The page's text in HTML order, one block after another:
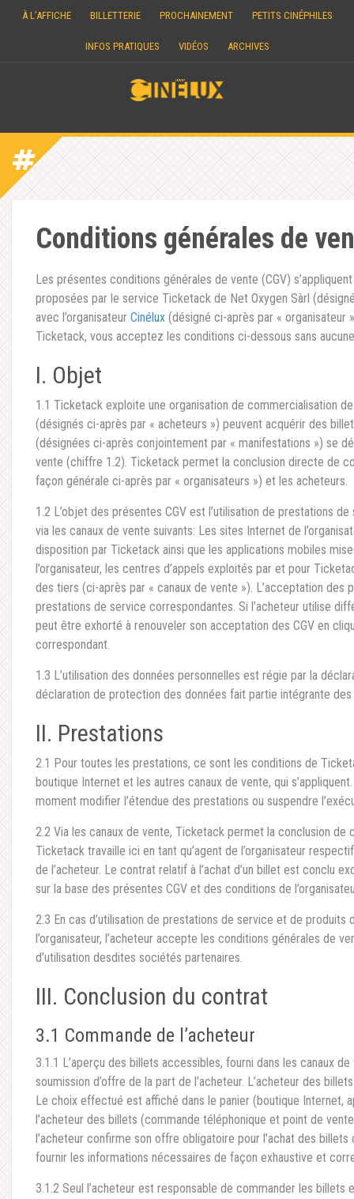
À L’AFFICHE BILLETTERIE PROCHAINEMENT PETITS CINÉPHILES
INFOS PRATIQUES VIDÉOS ARCHIVES
Conditions générales de
Les présentes conditions générales de vente (CGV)
proposées par le service Ticketack de Net Oxygen Sàrl
avec l’organisateur Cinélux (désigné ci-après par « organisateur
Ticketack, vous acceptez les conditions ci-dessous sans
I. Objet
1.1 Ticketack exploite une organisation de commercialisation
(désignés ci-après par « acheteurs ») peuvent acquérir des
(désignées ci-après conjointement par « manifestations ») se
vente (chiffre 1.2). Ticketack permet la conclusion directe de
façon générale ci-après par « organisateurs ») et les acheteurs.
1.2 L’objet des présentes CGV est l’utilisation de prestations
via les canaux de vente suivants: Les sites Internet de
disposition par Ticketack ainsi que les applications mobiles
l’organisateur, les centres d’appels exploités par et pour
des tiers (ci-après par « canaux de vente »). L’acceptation des
prestations de service correspondantes. Si l’acheteur utilise
peut être exhorté à renouveler son acceptation des CGV en
correspondant.
1.3 L’utilisation des données personnelles est régie par la
déclaration de protection des données fait partie intégrante
II. Prestations
2.1 Pour toutes les prestations, ce sont les conditions de
boutique Internet et les autres canaux de vente, qui
moment modifier l’étendue des prestations ou suspendre
2.2 Via les canaux de vente, Ticketack permet la conclusion de
Ticketack travaille ici en tant qu’agent de l’organisateur
de l’acheteur. Le contrat relatif à l’achat d’un billet est conclu
sur la base des présentes CGV et des conditions de
2.3 En cas d’utilisation de prestations de service et de
l’organisateur, l’acheteur accepte les conditions générales de
d’utilisation desdites sociétés partenaires.
III. Conclusion du contrat
3.1 Commande de l’acheteur
3.1.1 L’aperçu des billets accessibles, fourni dans les canaux
soumission d’offre de la part de l’acheteur. L’acheteur des
Le choix effectué est affiché dans le panier (boutique Internet,
l’acheteur des billets (commande téléphonique et point de
l’acheteur confirme son offre obligatoire pour l’achat des
fournir les informations nécessaires de façon exhaustive et
3.1.2 Seul l’acheteur est responsable de commander les billets